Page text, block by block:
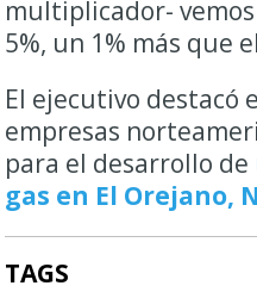
multiplicador-
5%, un 1% más que
El ejecutivo destacó
empresas
para el desarrollo de
gas en El Orejano,
TAGS